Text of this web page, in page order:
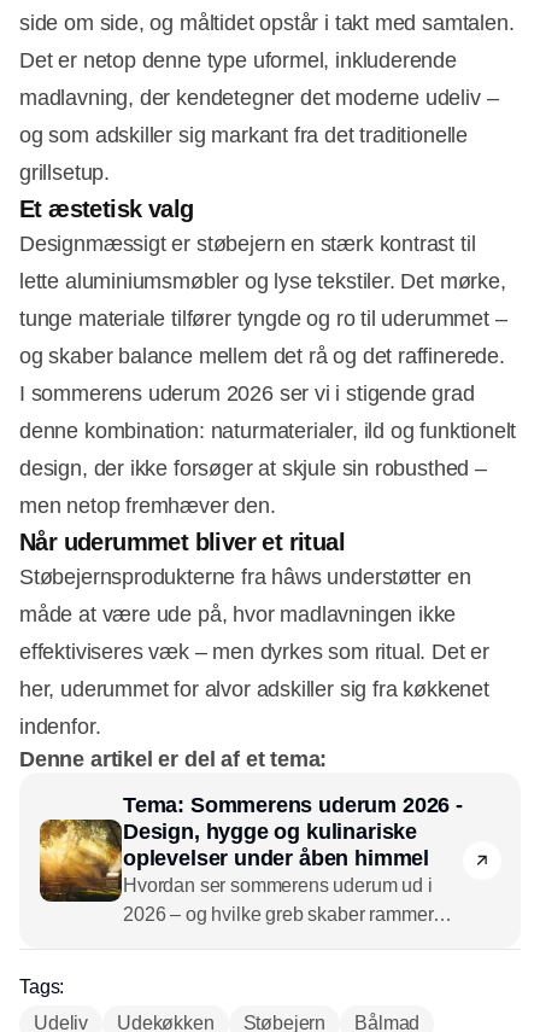
side om side, og måltidet opstår i takt med samtalen.
Det er netop denne type uformel, inkluderende
madlavning, der kendetegner det moderne udeliv –
og som adskiller sig markant fra det traditionelle
grillsetup.
Et æstetisk valg
Designmæssigt er støbejern en stærk kontrast til
lette aluminiumsmøbler og lyse tekstiler. Det mørke,
tunge materiale tilfører tyngde og ro til uderummet –
og skaber balance mellem det rå og det raffinerede.
I sommerens uderum 2026 ser vi i stigende grad
denne kombination: naturmaterialer, ild og funktionelt
design, der ikke forsøger at skjule sin robusthed –
men netop fremhæver den.
Når uderummet bliver et ritual
Støbejernsprodukterne fra hâws understøtter en
måde at være ude på, hvor madlavningen ikke
effektiviseres væk – men dyrkes som ritual. Det er
her, uderummet for alvor adskiller sig fra køkkenet
indenfor.
Denne artikel er del af et tema:
Tema: Sommerens uderum 2026 -
Design, hygge og kulinariske
oplevelser under åben himmel
Hvordan ser sommerens uderum ud i
2026 – og hvilke greb skaber rammerne
Tags:
Udeliv
Udekøkken Støbejern Bålmad